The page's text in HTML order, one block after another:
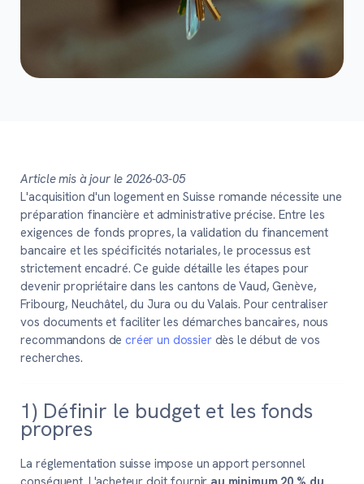
Article mis à jour le 2026-03-05
L'acquisition d'un logement en Suisse romande nécessite une
préparation financière et administrative précise. Entre les
exigences de fonds propres, la validation du financement
bancaire et les spécificités notariales, le processus est
strictement encadré. Ce guide détaille les étapes pour
devenir propriétaire dans les cantons de Vaud, Genève,
Fribourg, Neuchâtel, du Jura ou du Valais. Pour centraliser
vos documents et faciliter les démarches bancaires, nous
recommandons decréer un dossierdès le début de vos
recherches.
1) Définir le budget et les fonds
propres
La réglementation suisse impose un apport personnel